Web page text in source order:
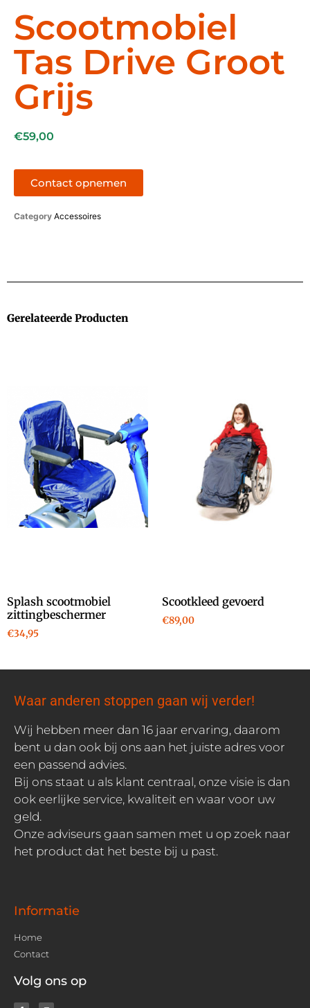
Scootmobiel
Tas Drive Groot
Grijs
€59,00
Contact opnemen
Category Accessoires
Gerelateerde Producten
Splash scootmobiel
zittingbeschermer
€34,95
Scootkleed gevoerd
€89,00
Waar anderen stoppen gaan wij verder!
Wij hebben meer dan 16 jaar ervaring, daarom
bent u dan ook bij ons aan het juiste adres voor
een passend advies.
Bij ons staat u als klant centraal, onze visie is dan
ook eerlijke service, kwaliteit en waar voor uw
geld.
Onze adviseurs gaan samen met u op zoek naar
het product dat het beste bij u past.
Informatie
Home
Contact
Volg ons op